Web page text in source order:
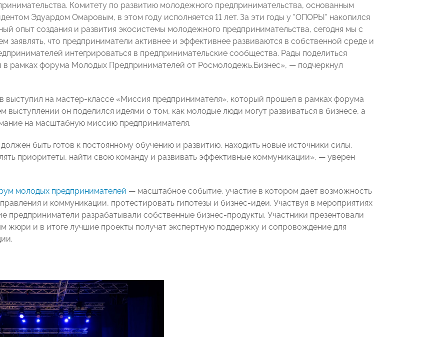
Комитету по развитию молодежного предпринимательства, основанным
Эдуардом Омаровым, в этом году исполняется 11 лет. За эти годы у "ОПОРЫ" накопился
опыт создания и развития экосистемы молодежного предпринимательства, сегодня мы с
заявлять, что предприниматели активнее и эффективнее развиваются в собственной среде и
интегрироваться в предпринимательские сообщества. Рады поделиться
в рамках форума Молодых Предпринимателей от Росмолодежь.Бизнес», — подчеркнул
выступил на мастер-классе «Миссия предпринимателя», который прошел в рамках форума
выступлении он поделился идеями о том, как молодые люди могут развиваться в бизнесе, а
на масштабную миссию предпринимателя.
быть готов к постоянному обучению и развитию, находить новые источники силы,
приоритеты, найти свою команду и развивать эффективные коммуникации», — уверен
молодых предпринимателей — масштабное событие, участие в котором дает возможность
и коммуникации, протестировать гипотезы и бизнес-идеи. Участвуя в мероприятиях
предприниматели разрабатывали собственные бизнес-продукты. Участники презентовали
жюри и в итоге лучшие проекты получат экспертную поддержку и сопровождение для